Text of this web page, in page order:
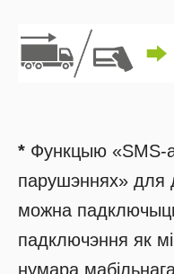
*Функцыю «SMS-
парушэннях» для
можна
падключэння як
нумара